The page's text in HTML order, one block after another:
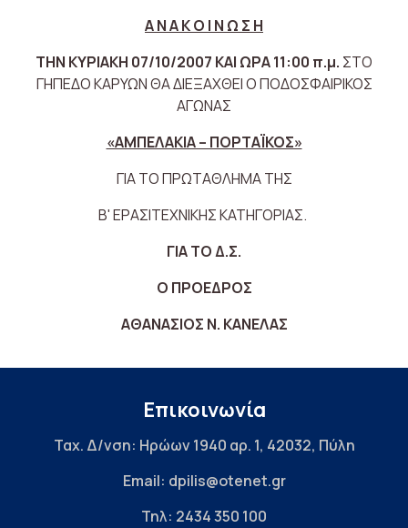
Α Ν Α Κ Ο Ι Ν Ω Σ Η
ΤΗΝ ΚΥΡΙΑΚΗ 07/10/2007 ΚΑΙ ΩΡΑ 11:00 π.μ. ΣΤΟ
ΓΗΠΕΔΟ ΚΑΡΥΩΝ ΘΑ ΔΙΕΞΑΧΘΕΙ Ο ΠΟΔΟΣΦΑΙΡΙΚΟΣ
ΑΓΩΝΑΣ
«ΑΜΠΕΛΑΚΙΑ – ΠΟΡΤΑΪΚΟΣ»
ΓΙΑ ΤΟ ΠΡΩΤΑΘΛΗΜΑ ΤΗΣ
Β' ΕΡΑΣΙΤΕΧΝΙΚΗΣ ΚΑΤΗΓΟΡΙΑΣ.
ΓΙΑ ΤΟ Δ.Σ.
Ο ΠΡΟΕΔΡΟΣ
ΑΘΑΝΑΣΙΟΣ Ν. ΚΑΝΕΛΑΣ
Επικοινωνία
Ταχ. Δ/νση: Ηρώων 1940 αρ. 1, 42032, Πύλη
Email: dpilis@otenet.gr
Τηλ: 2434 350 100